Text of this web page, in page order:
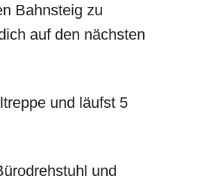
Bahnsteig zu
auf den nächsten
und läufst 5
und